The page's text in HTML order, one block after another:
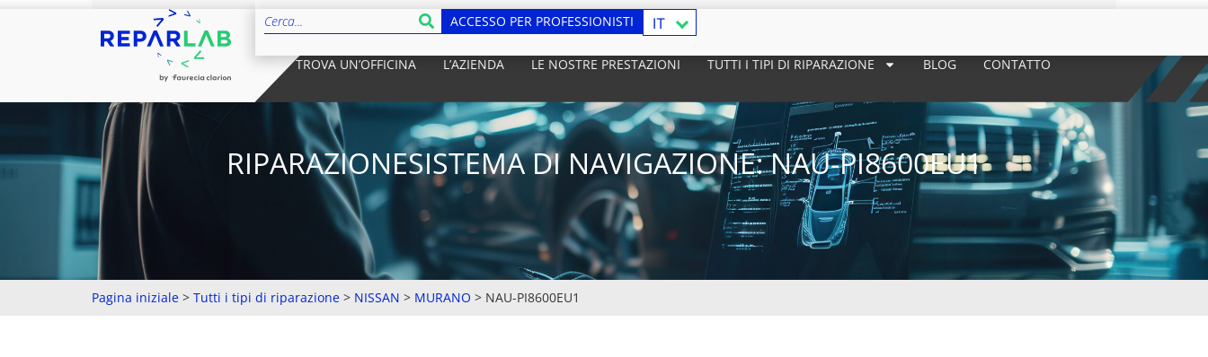
ACCESSO PER PROFESSIONISTI IT
TROVA UN’OFFICINA L’AZIENDA LE NOSTRE PRESTAZIONI TUTTI I TIPI DI RIPARAZIONE BLOG CONTATTO
RIPARAZIONESISTEMA DI NAVIGAZIONE: NAU-PI8600EU1
Pagina iniziale > Tutti i tipi di riparazione > NISSAN > MURANO > NAU-PI8600EU1